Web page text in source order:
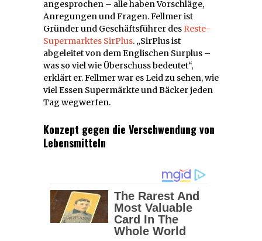
angesprochen – alle haben Vorschläge,
Anregungen und Fragen. Fellmer ist
Gründer und Geschäftsführer des Reste-
Supermarktes SirPlus. „SirPlus ist
abgeleitet von dem Englischen Surplus –
was so viel wie Überschuss bedeutet“,
erklärt er. Fellmer war es Leid zu sehen, wie
viel Essen Supermärkte und Bäcker jeden
Tag wegwerfen.
Konzept gegen die Verschwendung von
Lebensmitteln